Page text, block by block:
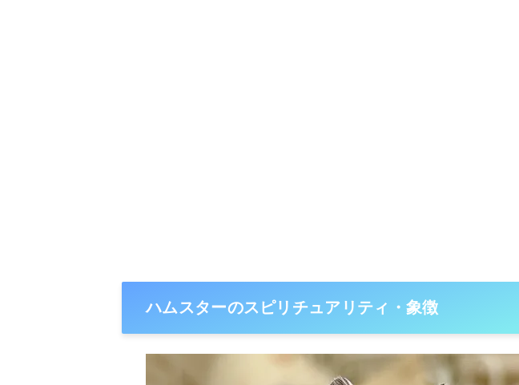
ハムスターのスピリチュアリティ・象徴